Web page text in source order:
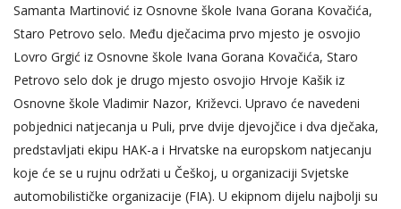
Samanta Martinović iz Osnovne škole Ivana Gorana Kovačića,
Staro Petrovo selo. Među dječacima prvo mjesto je osvojio
Lovro Grgić iz Osnovne škole Ivana Gorana Kovačića, Staro
Petrovo selo dok je drugo mjesto osvojio Hrvoje Kašik iz
Osnovne škole Vladimir Nazor, Križevci. Upravo će navedeni
pobjednici natjecanja u Puli, prve dvije djevojčice i dva dječaka,
predstavljati ekipu HAK-a i Hrvatske na europskom natjecanju
koje će se u rujnu održati u Češkoj, u organizaciji Svjetske
automobilističke organizacije (FIA). U ekipnom dijelu najbolji su